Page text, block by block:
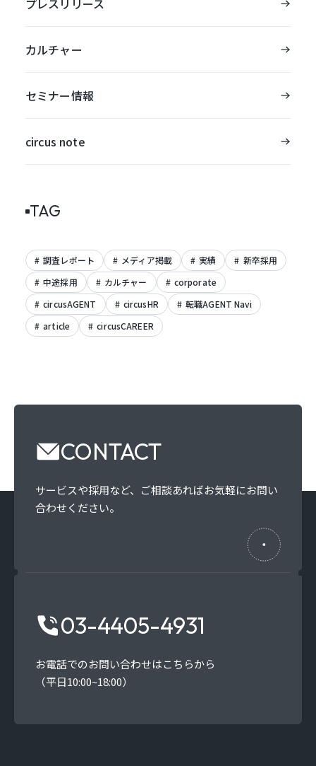
プレスリリース
カルチャー
セミナー情報
circus note
TAG
調査レポート メディア掲載 実績
新卒採用
中途採用
カルチャー
corporate
circusAGENT
circusHR
転職AGENT Navi
article
circusCAREER
CONTACT
サービスや採用など、 ご相談あればお気軽にお問い
合わせください。
03-4405-4931
お電話でのお問い合わせはこちらから
（平日10:00~18:00）